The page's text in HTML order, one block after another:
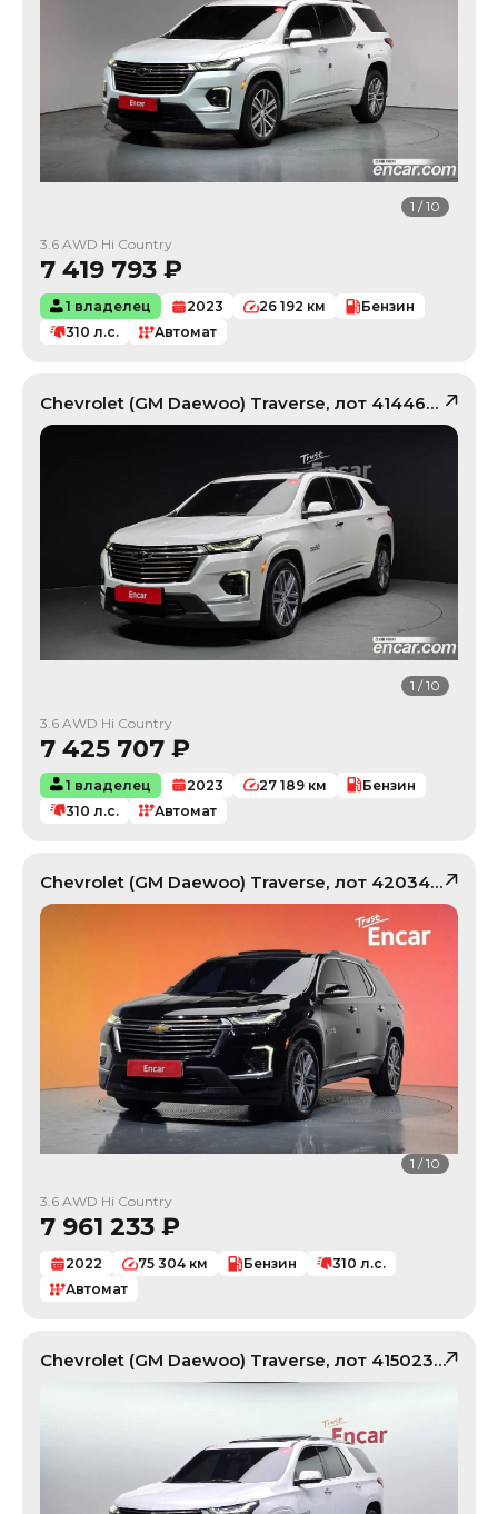
1 /10
3.6 AWD Hi Country
7 419 793 ₽
1 владелец 2023 26 192 км
Бензин
310 л.с. Автомат
Chevrolet (GM Daewoo) Traverse, лот 41446294
1 /10
3.6 AWD Hi Country
7 425 707 ₽
1 владелец 2023 27 189 км
Бензин
310 л.с. Автомат
Chevrolet (GM Daewoo) Traverse, лот 42034212
1 /10
3.6 AWD Hi Country
7 961 233 ₽
2022 75 304 км Бензин 310 л.с.
Автомат
Chevrolet (GM Daewoo) Traverse, лот 41502310